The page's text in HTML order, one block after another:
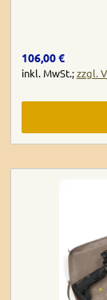
Regulärer Preis:
106,00 €
inkl. MwSt.;zzgl.